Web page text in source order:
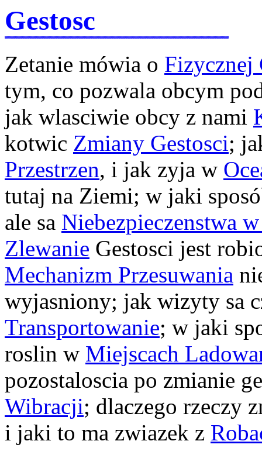
Gestosc
Zetanie mówia o Fizycznej
tym, co pozwala obcym
jak wlasciwie obcy z nami
kotwic Zmiany Gestosci;
Przestrzen, i jak zyja w
tutaj na Ziemi; w jaki
ale sa Niebezpieczenstwa
Zlewanie Gestosci jest
Mechanizm Przesuwania
wyjasniony; jak wizyty sa
Transportowanie; w jaki
roslin w Miejscach
pozostaloscia po zmianie
Wibracji; dlaczego rzeczy
i jaki to ma zwiazek z